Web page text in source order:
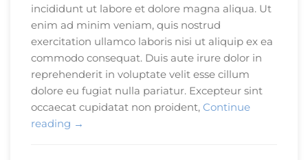
incididunt ut labore et dolore magna aliqua. Ut
enim ad minim veniam, quis nostrud
exercitation ullamco laboris nisi ut aliquip ex ea
commodo consequat. Duis aute irure dolor in
reprehenderit in voluptate velit esse cillum
dolore eu fugiat nulla pariatur. Excepteur sint
occaecat cupidatat non proident, Continue
reading «Las
→